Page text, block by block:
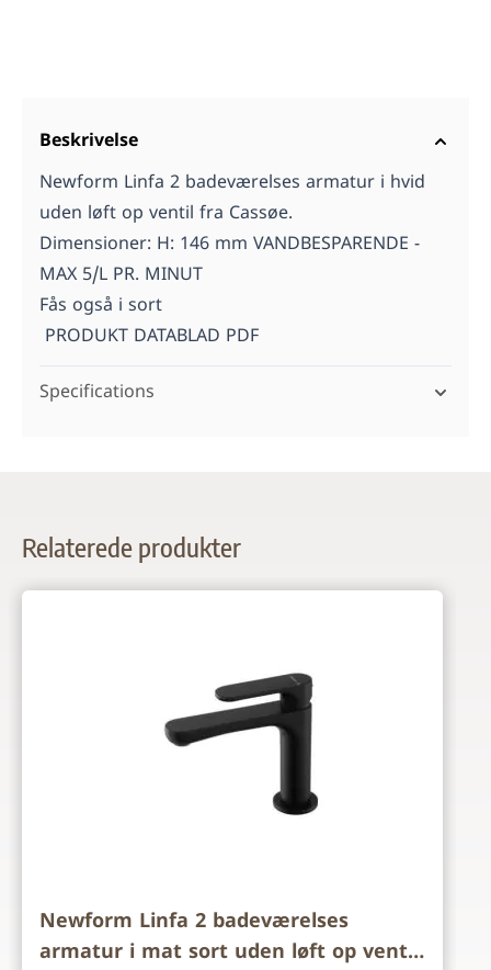
Beskrivelse
Newform Linfa 2 badeværelses armatur i hvid
uden løft op ventil fra Cassøe.
Dimensioner: H: 146 mm VANDBESPARENDE -
MAX 5/L PR. MINUT
Fås også i sort
PRODUKT DATABLAD PDF
Specifications
Relaterede produkter
Newform Linfa 2 badeværelses
armatur i mat sort uden løft op ventil